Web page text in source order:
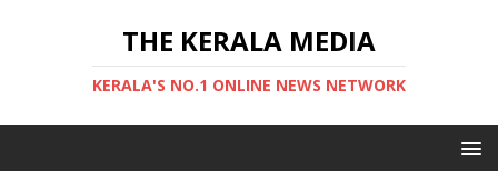
THE KERALA MEDIA
KERALA'S NO.1 ONLINE NEWS NETWORK